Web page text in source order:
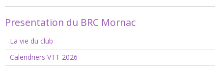
Presentation du BRC Mornac
La vie du club
Calendriers VTT 2026